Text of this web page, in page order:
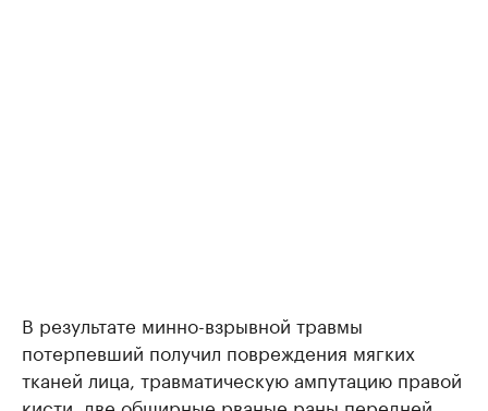
В результате минно-взрывной травмы
потерпевший получил повреждения мягких
тканей лица, травматическую ампутацию правой